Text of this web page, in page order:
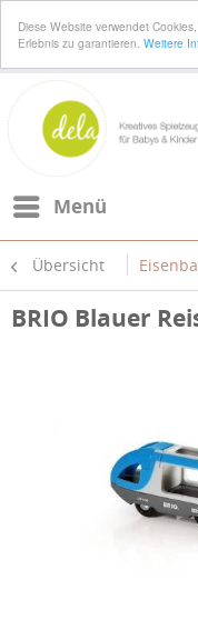
Diese Website verwendet
Erlebnis zu garantieren. Weitere
Menü
Übersicht
BRIO Blauer